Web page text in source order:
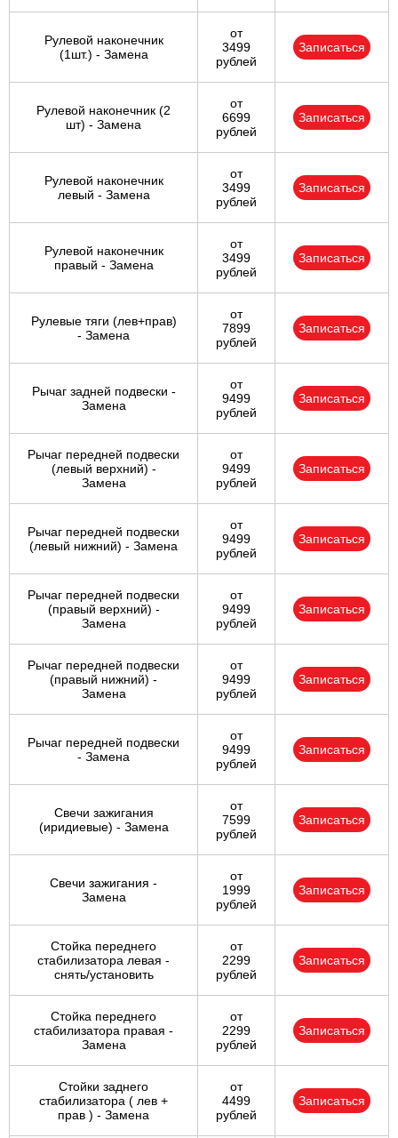
Рулевой наконечник
(1шт.) - Замена
от
3499
рублей
Записаться
Рулевой наконечник (2
шт) - Замена
от
6699
рублей
Записаться
Рулевой наконечник
левый - Замена
от
3499
рублей
Записаться
Рулевой наконечник
правый - Замена
от
3499
рублей
Записаться
Рулевые тяги (лев+прав)
- Замена
от
7899
рублей
Записаться
Рычаг задней подвески -
Замена
от
9499
рублей
Записаться
Рычаг передней подвески
(левый верхний) -
Замена
от
9499
рублей
Записаться
Рычаг передней подвески
(левый нижний) - Замена
от
9499
рублей
Записаться
Рычаг передней подвески
(правый верхний) -
Замена
от
9499
рублей
Записаться
Рычаг передней подвески
(правый нижний) -
Замена
от
9499
рублей
Записаться
Рычаг передней подвески
- Замена
от
9499
рублей
Записаться
Свечи зажигания
(иридиевые) - Замена
от
7599
рублей
Записаться
Свечи зажигания -
Замена
от
1999
рублей
Записаться
Стойка переднего
стабилизатора левая -
снять/установить
от
2299
рублей
Записаться
Стойка переднего
стабилизатора правая -
Замена
от
2299
рублей
Записаться
Стойки заднего
стабилизатора ( лев +
прав ) - Замена
от
4499
рублей
Записаться